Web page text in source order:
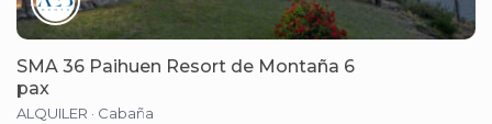
SMA 36 Paihuen Resort de Montaña 6
pax
ALQUILER · Cabaña